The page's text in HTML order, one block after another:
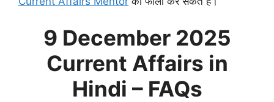
9 December2025
Current Affairs in
Hindi – FAQs